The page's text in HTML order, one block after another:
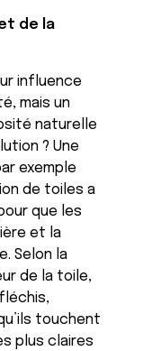
de la
influence
mais un
naturelle
? Une
exemple
de toiles a
que les
et la
Selon la
de la toile,
touchent
plus claires